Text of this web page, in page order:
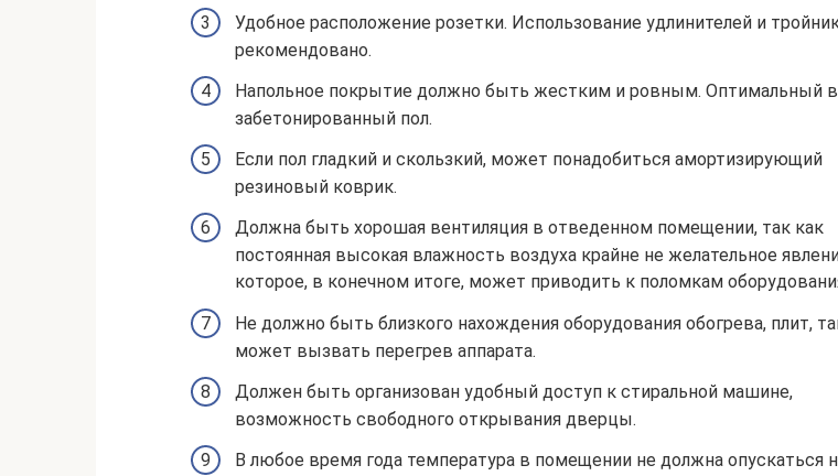
Удобное расположение розетки. Использование удлинителей и
рекомендовано.
Напольное покрытие должно быть жестким и ровным. Оптимальный
забетонированный пол.
Если пол гладкий и скользкий, может понадобиться амортизирующий
резиновый коврик.
Должна быть хорошая вентиляция в отведенном помещении, так как
постоянная высокая влажность воздуха крайне не желательное
которое, в конечном итоге, может приводить к поломкам
Не должно быть близкого нахождения оборудования обогрева, плит,
может вызвать перегрев аппарата.
Должен быть организован удобный доступ к стиральной машине,
возможность свободного открывания дверцы.
В любое время года температура в помещении не должна опускаться